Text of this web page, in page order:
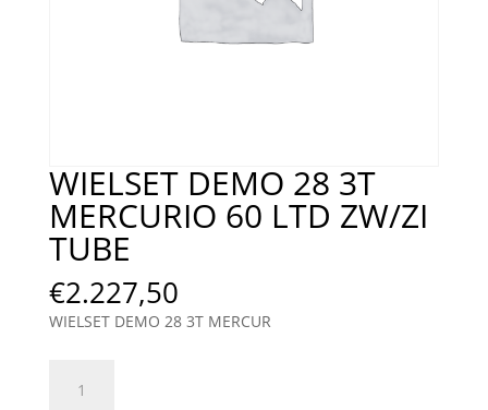
WIELSET DEMO 28 3T
MERCURIO 60 LTD ZW/ZI
TUBE
€2.227,50
WIELSET DEMO 28 3T MERCUR
DEMO